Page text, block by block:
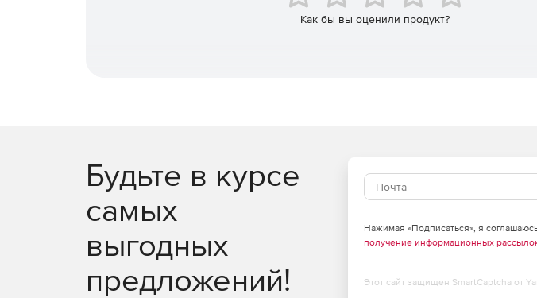
Установка и выполнение с рабочих станций.
Как бы вы оценили продукт?
Будьте в курсе
самых
выгодных
предложений!
Нажимая «Подписаться», я
получение информационных
Этот сайт защищен SmartCaptcha от